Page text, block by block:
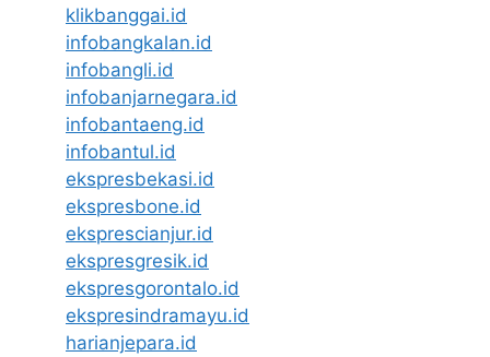
klikbanggai.id
infobangkalan.id
infobangli.id
infobanjarnegara.id
infobantaeng.id
infobantul.id
ekspresbekasi.id
ekspresbone.id
eksprescianjur.id
ekspresgresik.id
ekspresgorontalo.id
ekspresindramayu.id
harianjepara.id